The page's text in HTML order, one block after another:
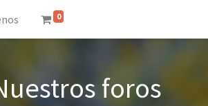
0
foros